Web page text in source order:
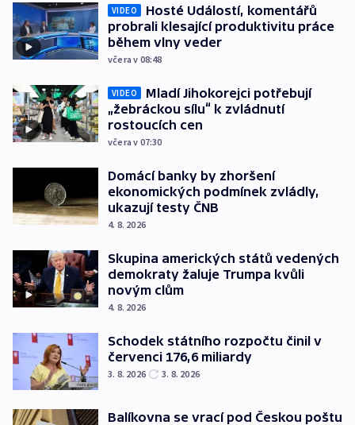
VIDEO
Hosté Událostí, komentářů
probrali klesající produktivitu práce
během vlny veder
včera v 08:48
VIDEO
Mladí Jihokorejci potřebují
„žebráckou sílu“ k zvládnutí
rostoucích cen
včera v 07:30
Domácí banky by zhoršení
ekonomických podmínek zvládly,
ukazují testy ČNB
4. 8. 2026
Skupina amerických států vedených
demokraty žaluje Trumpa kvůli
novým clům
4. 8. 2026
Schodek státního rozpočtu činil v
červenci 176,6 miliardy
3. 8. 2026 3. 8. 2026
Balíkovna se vrací pod Českou poštu